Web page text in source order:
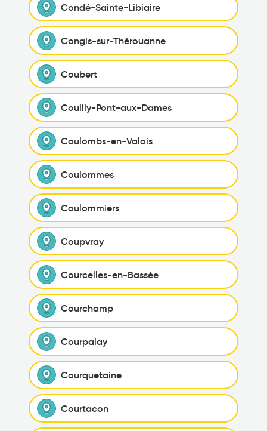
Condé-Sainte-Libiaire
Congis-sur-Thérouanne
Coubert
Couilly-Pont-aux-Dames
Coulombs-en-Valois
Coulommes
Coulommiers
Coupvray
Courcelles-en-Bassée
Courchamp
Courpalay
Courquetaine
Courtacon